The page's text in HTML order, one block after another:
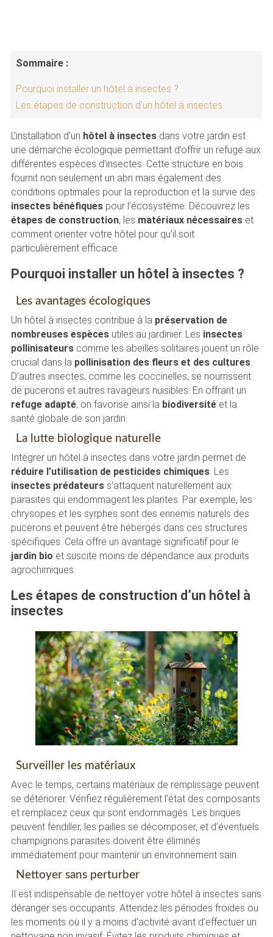
Sommaire :
Pourquoi installer un hôtel à insectes ?
Les étapes de construction d’un hôtel à insectes
L’installation d’un hôtel à insectesdans votre jardin est
une démarche écologique permettant d’offrir un refuge aux
différentes espèces d’insectes. Cette structure en bois
fournit non seulement un abri mais également des
conditions optimales pour la reproduction et la survie des
insectes bénéfiquespour l’écosystème. Découvrez les
étapes de construction, les matériaux nécessaireset
comment orienter votre hôtel pour qu’il soit
particulièrement efficace.
Pourquoi installer un hôtel à insectes ?
Les avantages écologiques
Un hôtel à insectes contribue à la préservation de
nombreuses espècesutiles au jardinier. Les insectes
pollinisateurscomme les abeilles solitaires jouent un rôle
crucial dans la pollinisation des fleurs et des cultures.
D’autres insectes, comme les coccinelles, se nourrissent
de pucerons et autres ravageurs nuisibles. En offrant un
refuge adapté, on favorise ainsi la biodiversitéet la
santé globale de son jardin.
La lutte biologique naturelle
Intégrer un hôtel à insectes dans votre jardin permet de
réduire l’utilisation de pesticides chimiques. Les
insectes prédateurss’attaquent naturellement aux
parasites qui endommagent les plantes. Par exemple, les
chrysopes et les syrphes sont des ennemis naturels des
pucerons et peuvent être hébergés dans ces structures
spécifiques. Cela offre un avantage significatif pour le
jardin bio et suscite moins de dépendance aux produits
agrochimiques.
Les étapes de construction d’un hôtel à
insectes
Surveiller les matériaux
Avec le temps, certains matériaux de remplissage peuvent
se détériorer. Vérifiez régulièrement l’état des composants
et remplacez ceux qui sont endommagés. Les briques
peuvent fendiller, les pailles se décomposer, et d’éventuels
champignons parasites doivent être éliminés
immédiatement pour maintenir un environnement sain.
Nettoyer sans perturber
Il est indispensable de nettoyer votre hôtel à insectes sans
déranger ses occupants. Attendez les périodes froides ou
les moments où il y a moins d’activité avant d’effectuer un